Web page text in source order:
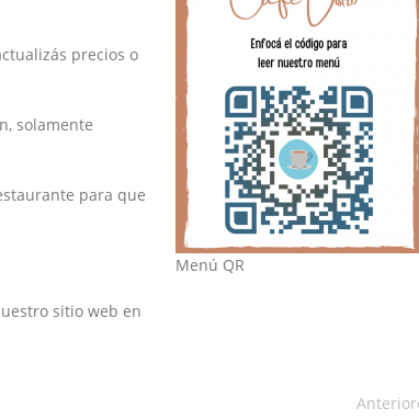
Menú QR
precios o
solamente
para que
sitio web en